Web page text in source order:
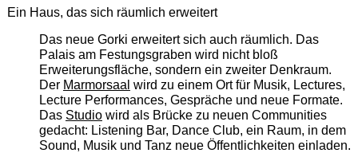
Ein Haus, das sich räumlich erweitert
Das neue Gorki erweitert sich auch räumlich. Das
Palais am Festungsgraben wird nicht bloß
Erweiterungsfläche, sondern ein zweiter Denkraum.
Der Marmorsaal wird zu einem Ort für Musik, Lectures,
Lecture Performances, Gespräche und neue Formate.
Das Studiowird als Brücke zu neuen Communities
gedacht: Listening Bar, Dance Club, ein Raum, in dem
Sound, Musik und Tanz neue Öffentlichkeiten einladen.